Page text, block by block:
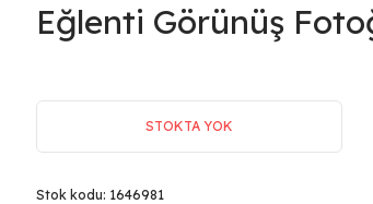
Eğlenti Görünüş
STOKTA YOK
Stok kodu: 1646981